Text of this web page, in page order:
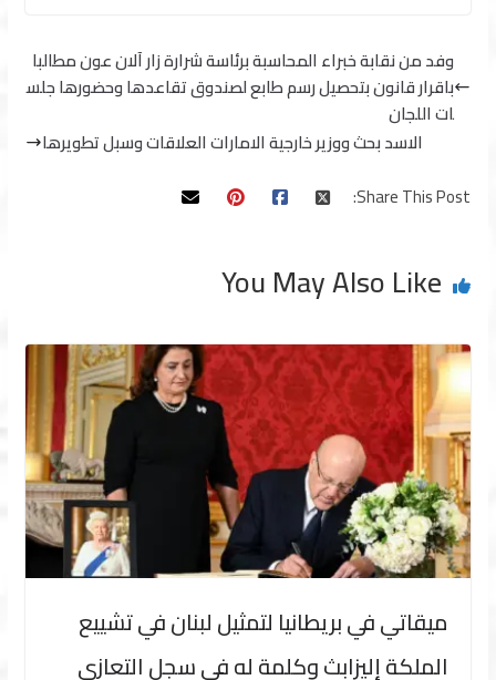
وفد من نقابة خبراء المحاسبة برئاسة شرارة زار آلان عون مطالبا
باقرار قانون بتحصيل رسم طابع لصندوق تقاعدها وحضورها جلس
ات اللجان
الاسد بحث ووزير خارجية الامارات العلاقات وسبل تطويرها
Share This Post:
You May Also Like
ميقاتي في بريطانيا لتمثيل لبنان في تشييع
الملكة إليزابث وكلمة له في سجل التعازي